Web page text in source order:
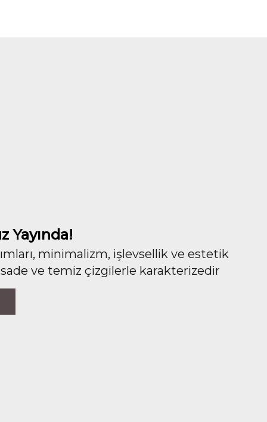
Yayında!
minimalizm, işlevsellik ve estetik
ve temiz çizgilerle karakterizedir